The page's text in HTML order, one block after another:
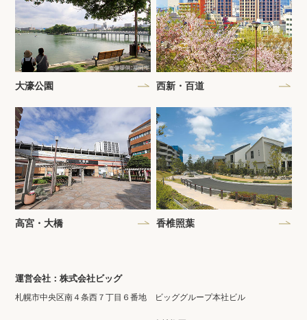
大濠公園 西新・百道
高宮・大橋 香椎照葉
運営会社：株式会社ビッグ
札幌市中央区南４条西７丁目６番地 ビッググループ本社ビル